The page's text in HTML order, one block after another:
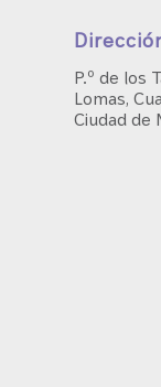
P.º de los
Lomas,
Ciudad de